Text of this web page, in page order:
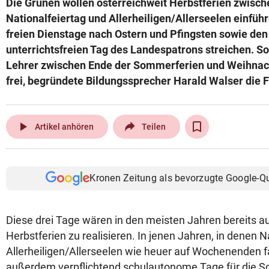
Muthgasse 2, 1190 Wien
Die Grünen wollen österreichweit Herbstferien
Nationalfeiertag und Allerheiligen/Allerseelen
freien Dienstage nach Ostern und Pfingsten sowie
unterrichtsfreien Tag des Landespatrons streichen.
Lehrer zwischen Ende der Sommerferien und
frei, begründete Bildungssprecher Harald Walser die
play_arrow Artikel anhören Teilen
Kronen Zeitung als bevorzugte Google-
Diese drei Tage wären in den meisten Jahren bereits
Herbstferien zu realisieren. In jenen Jahren, in denen
Allerheiligen/Allerseelen wie heuer auf Wochenenden